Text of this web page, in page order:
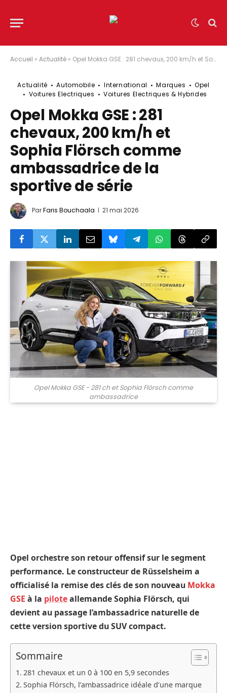
Accueil » Actualité » Opel Mokka GSE : 281 chevaux, 200 km/h et Sophia Flörsch comme ambassadrice de la sportive de série
Actualité Automobile International Marques
Opel
Voitures Electriques
Voitures Electriques & Hybrides
Opel Mokka GSE : 281
chevaux, 200 km/h et
Sophia Flörsch comme
ambassadrice de la
sportive de série
ParFaris Bouchaala 21 mai 2026
Opel Mokka GSE - 281 ch et Sophia Flörsch comme
ambassadrice
Opel orchestre son retour offensif sur le segment
performance. Le constructeur de Rüsselsheim a
officialisé la remise des clés de son nouveau Mokka
GSE à la piloteallemande Sophia Flörsch, qui
devient au passage l’ambassadrice naturelle de
cette version sportive du SUV compact.
Sommaire
281 chevaux et un 0 à 100 en 5,9 secondes
Sophia Flörsch, l’ambassadrice idéale d’une marque